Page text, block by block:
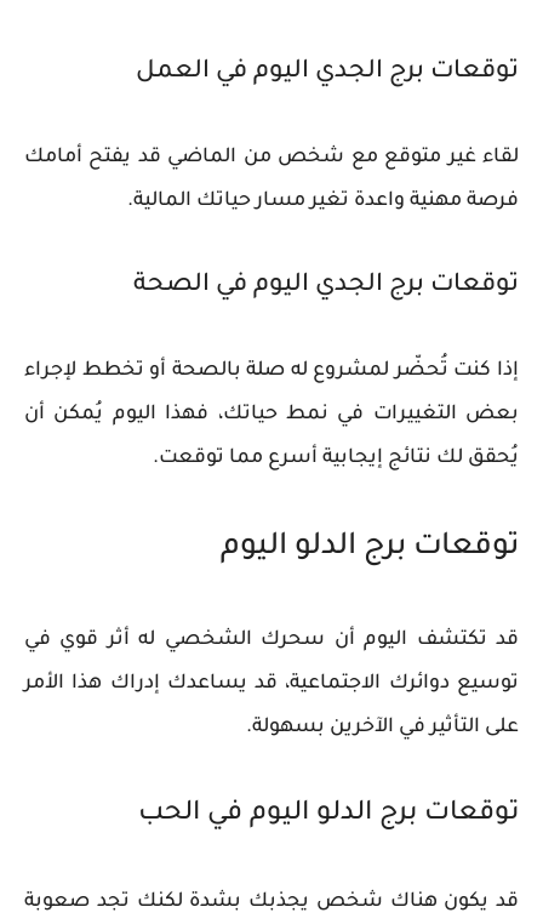
توقعات برج الجدي اليوم في العمل
لقاء غير متوقع مع شخص من الماضي قد يفتح أمامك
فرصة مهنية واعدة تغير مسار حياتك المالية.
توقعات برج الجدي اليوم في الصحة
إذا كنت تُحضّر لمشروع له صلة بالصحة أو تخطط لإجراء
بعض التغييرات في نمط حياتك، فهذا اليوم يُمكن أن
يُحقق لك نتائج إيجابية أسرع مما توقعت.
توقعات برج الدلو اليوم
قد تكتشف اليوم أن سحرك الشخصي له أثر قوي في
توسيع دوائرك الاجتماعية، قد يساعدك إدراك هذا الأمر
على التأثير في الآخرين بسهولة.
توقعات برج الدلو اليوم في الحب
قد يكون هناك شخص يجذبك بشدة لكنك تجد صعوبة